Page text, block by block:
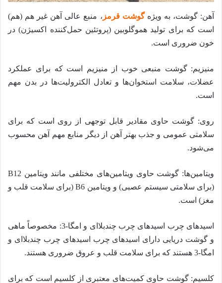
آهن: گوشت، به ویژهگوشت قرمز ، منبع عالی آهن غیر هم (هم)
است که برای تولید هموگلوبین (پروتئین حمل‌کننده اکسیژن) در
خون ضروری است.
منیزیم: گوشت منبعی خوب از منیزیم است که برای عملکرد
عضلات، سلامت استخوان‌ها و تعادل الکترولیت‌ها در بدن مهم
است.
روی: گوشت حاوی مقادیر قابل توجهی از روی است که برای
سلامتی عمومی و جذب بهتر آهن از دیگر منابع مهم آهن محسوب
می‌شود.
ویتامین‌ها: گوشت حاوی ویتامین‌های مختلفی مانند ویتامین B12
(برای سلامتی سیستم عصبی) و ویتامین B6 (برای سلامت قلب و
مغز) است.
اسیدهای چرب اسیدهای چرب چند‌بلا‌ای و امگا-3: مخصوصاً ماهی
و گوشت دریایی دارای اسیدهای چرب اسیدهای چرب چند‌بلا‌ای و
امگا-3 هستند که برای سلامت قلب و عروق ضروری هستند.
کلسیم: گوشت حاوی کمیت‌های معتبری از کلسیم است که برای